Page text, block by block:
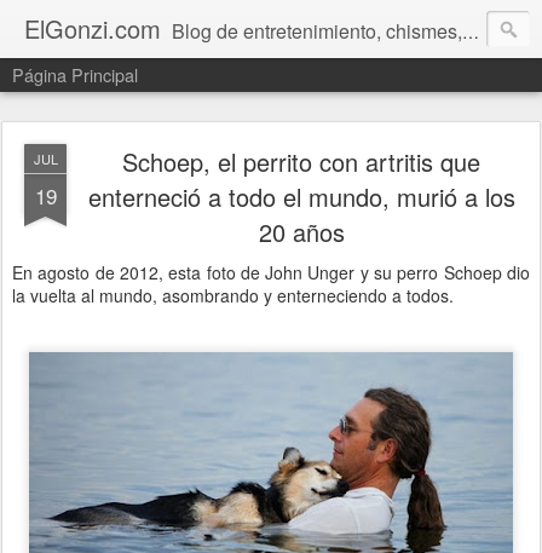
ElGonzi.com Blog de entretenimiento, chismes, humor, farándula, curiosidades, ovnis, noticias calientes, fotos, videos, paranormal y ¡más!
Página Principal
JUL
19
Schoep, el perrito con artritis que
enterneció a todo el mundo, murió a los
20 años
En agosto de 2012, esta foto de John Unger y su perro Schoep dio
la vuelta al mundo, asombrando y enterneciendo a todos.